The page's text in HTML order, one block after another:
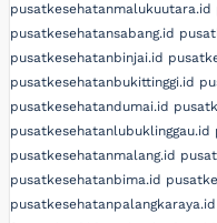
pusatkesehatanmalukuutara.id
pusatkesehatansabang.id
pusatkesehatanbinjai.id
pusatkesehatanbukittinggi.id
pusatkesehatandumai.id
pusatkesehatanlubuklinggau.id
pusatkesehatanmalang.id
pusatkesehatanbima.id
pusatkesehatanpalangkaraya.id